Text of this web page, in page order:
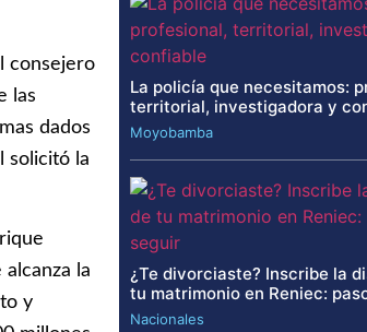
consejero
las
dados
solicitó la
la
y
La policía que necesitamos:
territorial, investigadora y
Moyobamba
¿Te divorciaste? Inscribe la
tu matrimonio en Reniec:
Nacionales